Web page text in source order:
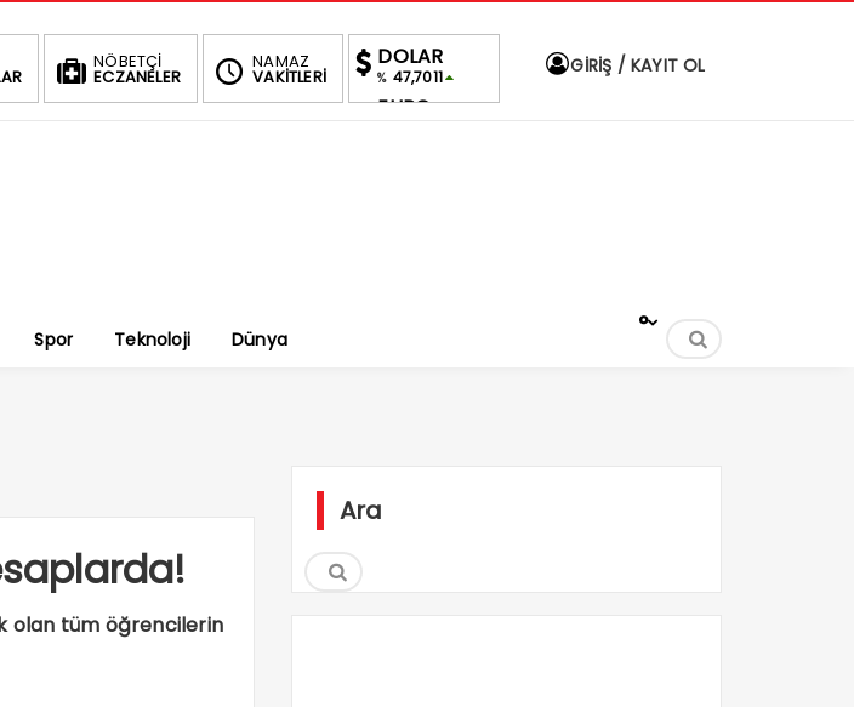
NÖBETÇİ
ECZANELER
NAMAZ
VAKİTLERİ
DOLAR
% 47,7011
EURO
GİRİŞ / KAYIT OL
Spor Teknoloji Dünya
°
olan tüm öğrencilerin
Ara